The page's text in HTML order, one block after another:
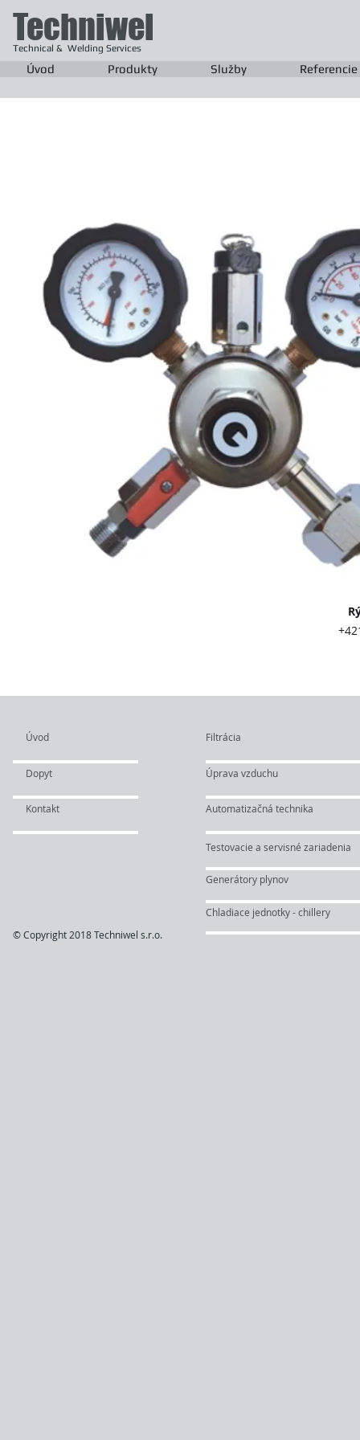
Techniwel
Technical & Welding Services
Úvod Produkty Služby Referencie
Rýchly
+421 903 417
© Copyright 2018 Techniwel s.r.o.
Kontakt Automatizačná technika
Úprava vzduchu
Dopyt
Filtrácia
Testovacie a servisné zariadenia
Úvod
Generátory plynov
Chladiace jednotky - chillery